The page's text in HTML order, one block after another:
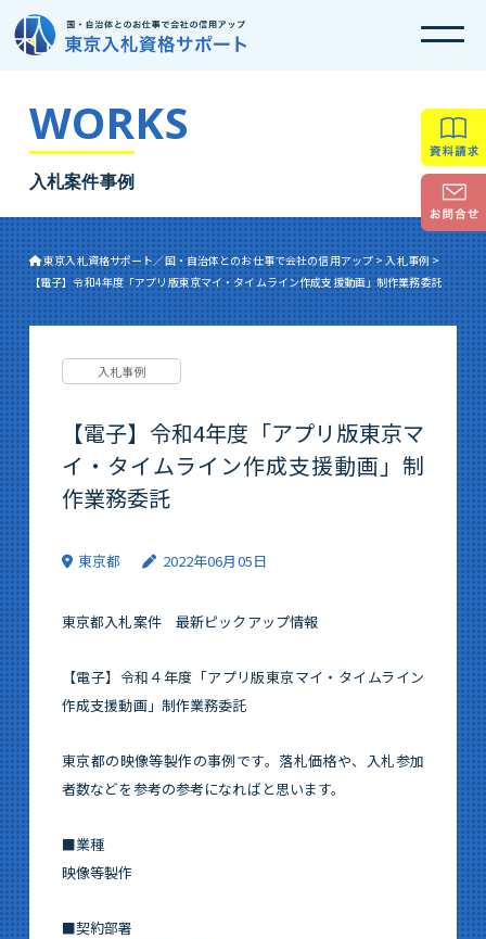
WORKS
入札案件事例
東京入札資格サポート／国・自治体とのお仕事で会社の信用アップ>入札事例>
【電子】令和4年度「アプリ版東京マイ・タイムライン作成支援動画」制作業務委託
入札事例
【電子】令和4年度「アプリ版東京マ
イ・タイムライン作成支援動画」制
作業務委託
東京都 2022年06月05日
東京都入札案件 最新ピックアップ情報
【電子】令和４年度「アプリ版東京マイ・タイムライン
作成支援動画」制作業務委託
東京都の映像等製作の事例です。落札価格や、入札参加
者数などを参考の参考になればと思います。
■業種
映像等製作
■契約部署